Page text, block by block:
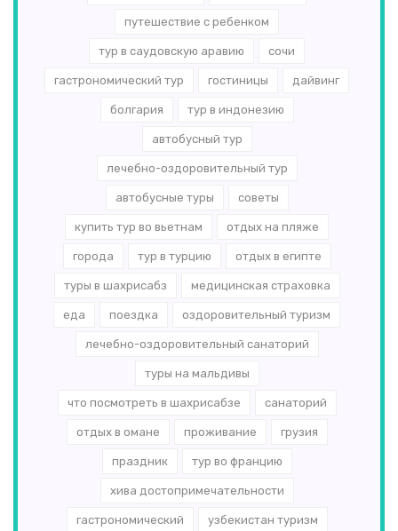
путешествие с ребенком
тур в саудовскую аравию сочи
гастрономический тур гостиницы дайвинг
болгария тур в индонезию
автобусный тур
лечебно-оздоровительный тур
автобусные туры советы
купить тур во вьетнам отдых на пляже
города тур в турцию отдых в египте
туры в шахрисабз медицинская страховка
еда поездка оздоровительный туризм
лечебно-оздоровительный санаторий
туры на мальдивы
что посмотреть в шахрисабзе санаторий
отдых в омане проживание грузия
праздник тур во францию
хива достопримечательности
гастрономический узбекистан туризм